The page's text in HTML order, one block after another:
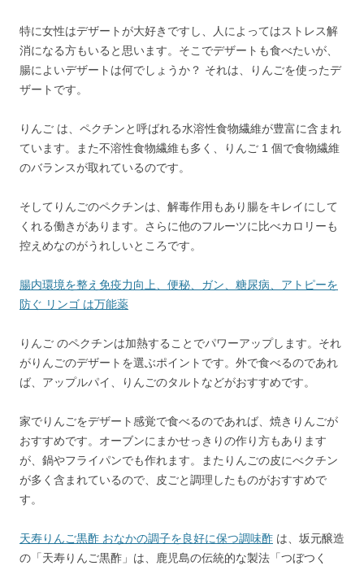
特に女性はデザートが大好きですし、人によってはストレス解
消になる方もいると思います。そこでデザートも食べたいが、
腸によいデザートは何でしょうか？ それは、りんごを使ったデ
ザートです。
りんご は、ペクチンと呼ばれる水溶性食物繊維が豊富に含まれ
ています。また不溶性食物繊維も多く、りんご 1 個で食物繊維
のバランスが取れているのです。
そしてりんごのペクチンは、解毒作用もあり腸をキレイにして
くれる働きがあります。さらに他のフルーツに比べカロリーも
控えめなのがうれしいところです。
腸内環境を整え免疫力向上、便秘、ガン、糖尿病、アトピーを
防ぐ リンゴ は万能薬
りんご のペクチンは加熱することでパワーアップします。それ
がりんごのデザートを選ぶポイントです。外で食べるのであれ
ば、アップルパイ、りんごのタルトなどがおすすめです。
家でりんごをデザート感覚で食べるのであれば、焼きりんごが
おすすめです。オーブンにまかせっきりの作り方もあります
が、鍋やフライパンでも作れます。またりんごの皮にべクチン
が多く含まれているので、皮ごと調理したものがおすすめで
す。
天寿りんご黒酢 おなかの調子を良好に保つ調味酢 は、坂元醸造
の「天寿りんご黒酢」は、鹿児島の伝統的な製法「つぼつく